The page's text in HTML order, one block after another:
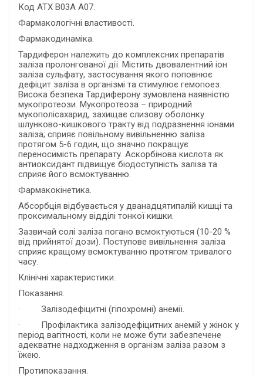
Код АТХ B03A A07.
Фармакологічні властивості.
Фармакодинаміка.
Тардиферон належить до комплексних препаратів
заліза пролонгованої дії. Містить двовалентний іон
заліза сульфату, застосування якого поповнює
дефіцит заліза в організмі та стимулює гемопоез.
Висока безпека Тардиферону зумовлена наявністю
мукопротеози. Мукопротеоза – природний
мукополісахарид, захищає слизову оболонку
шлунково-кишкового тракту від подразнення іонами
заліза; сприяє повільному вивільненню заліза
протягом 5-6 годин, що значно покращує
переносимість препарату. Аскорбінова кислота як
антиоксидант підвищує біодоступність заліза та
сприяє його всмоктуванню.
Фармакокінетика.
Абсорбція відбувається у дванадцятипалій кишці та
проксимальному відділі тонкої кишки.
Зазвичай солі заліза погано всмоктуються (10-20 %
від прийнятої дози). Поступове вивільнення заліза
сприяє кращому всмоктуванню протягом тривалого
часу.
Клінічні характеристики.
Показання.
· Залізодефіцитні (гіпохромні) анемії.
· Профілактика залізодефіцитних анемій у жінок у
період вагітності, коли не може бути забезпечене
адекватне надходження в організм заліза разом з
їжею.
Протипоказання.